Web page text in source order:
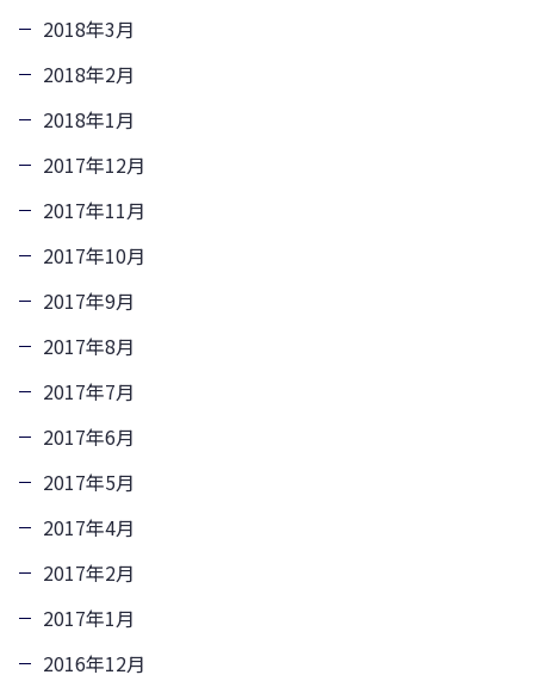
2018年3月
2018年2月
2018年1月
2017年12月
2017年11月
2017年10月
2017年9月
2017年8月
2017年7月
2017年6月
2017年5月
2017年4月
2017年2月
2017年1月
2016年12月